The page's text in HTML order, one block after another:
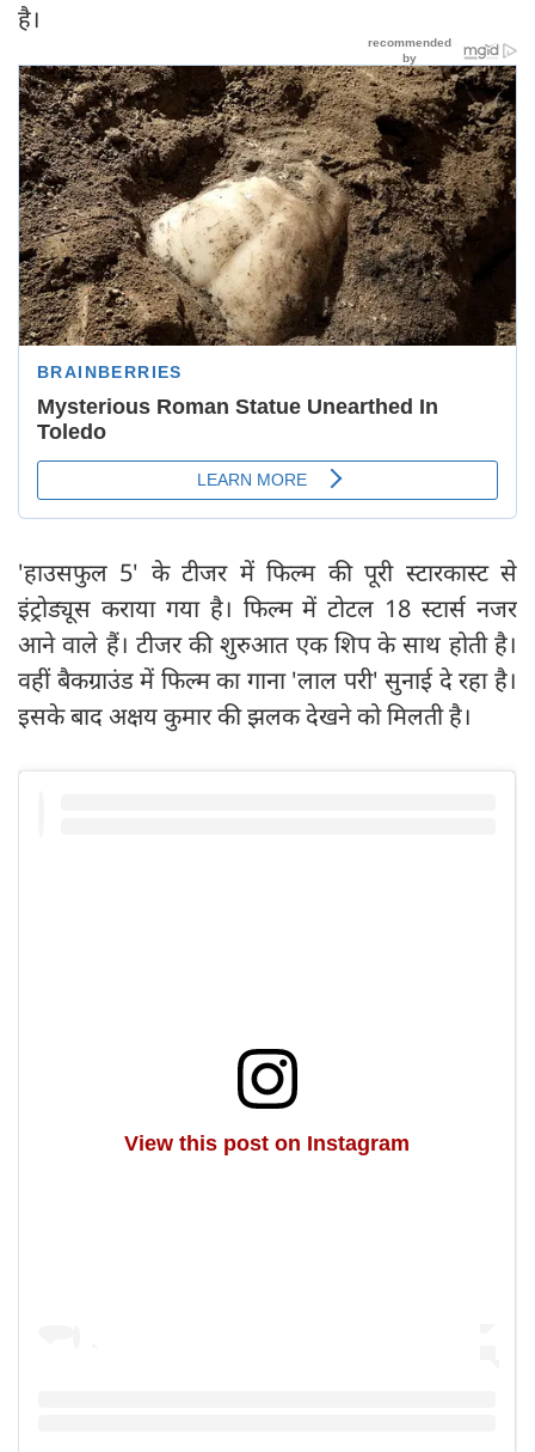
है।
'हाउसफुल 5' के टीजर में फिल्म की पूरी स्टारकास्ट से
इंट्रोड्यूस कराया गया है। फिल्म में टोटल 18 स्टार्स नजर
आने वाले हैं। टीजर की शुरुआत एक शिप के साथ होती है।
वहीं बैकग्राउंड में फिल्म का गाना 'लाल परी' सुनाई दे रहा है।
इसके बाद अक्षय कुमार की झलक देखने को मिलती है।
View this post on Instagram